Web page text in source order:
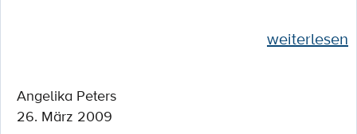
weiterlesen
Angelika Peters
26. März 2009